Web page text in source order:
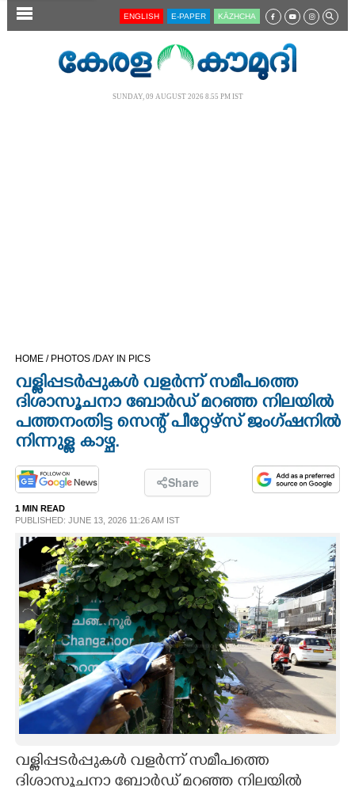
SECTIONS
OPINION
LIFESTYLE
SPIRITUAL
INFO+
ART
ASTRO
CARTOONS
LITERATURE
ENGLISH E-PAPER KĀZHCHA
SUNDAY, 09 AUGUST 2026 8.55 PM IST
HOME / PHOTOS /DAY IN PICS
വള്ളിപ്പടർപ്പുകൾ വളർന്ന് സമീപത്തെ
ദിശാസൂചനാ ബോർഡ് മറഞ്ഞ നിലയിൽ
പത്തനംതിട്ട സെന്റ് പീറ്റേഴ്സ് ജംഗ്ഷനിൽ
നിന്നുള്ള കാഴ്ച.
Share
1 MIN READ
PUBLISHED: JUNE 13, 2026 11:26 AM IST
വള്ളിപ്പടർപ്പുകൾ വളർന്ന് സമീപത്തെ
ദിശാസൂചനാ ബോർഡ് മറഞ്ഞ നിലയിൽ